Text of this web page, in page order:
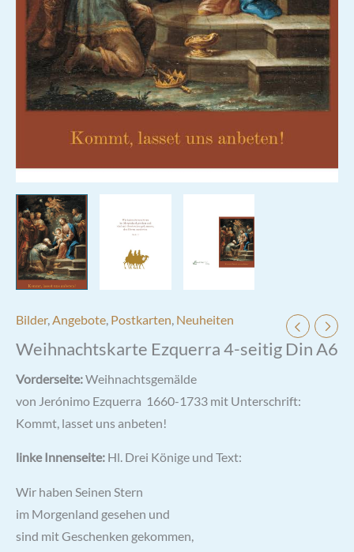
Bilder,Angebote, Postkarten, Neuheiten
Weihnachtskarte Ezquerra 4-seitig Din A6
Vorderseite:Weihnachtsgemälde
von Jerónimo Ezquerra 1660-1733 mit Unterschrift:
Kommt, lasset uns anbeten!
linke Innenseite: Hl. Drei Könige und Text:
Wir haben Seinen Stern
im Morgenland gesehen und
sind mit Geschenken gekommen,